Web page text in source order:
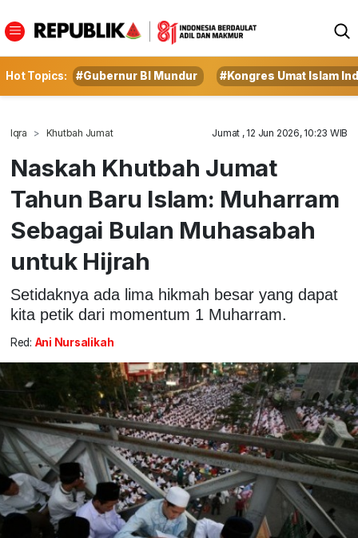
Hot Topics: #Gubernur BI Mundur #Kongres Umat Islam
Iqra Khutbah Jumat Jumat , 12 Jun 2026, 10:23 WIB
Naskah Khutbah Jumat
Tahun Baru Islam: Muharram
Sebagai Bulan Muhasabah
untuk Hijrah
Setidaknya ada lima hikmah besar yang dapat
kita petik dari momentum 1 Muharram.
Red: Ani Nursalikah